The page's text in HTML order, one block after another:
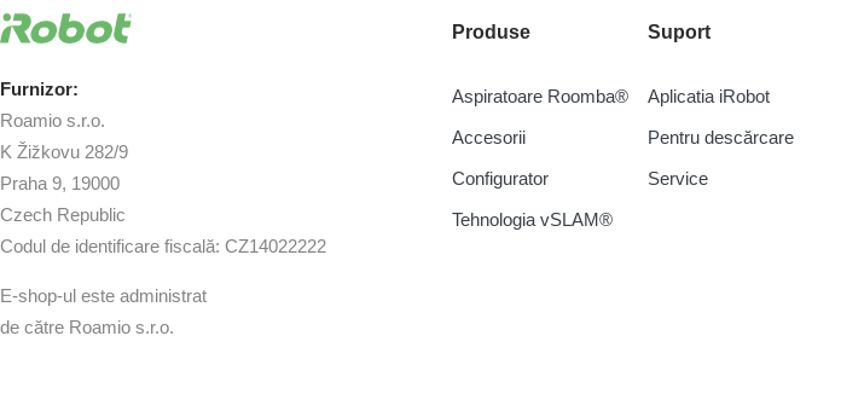
Furnizor:
Roamio s.r.o.
K Žižkovu 282/9
Praha 9, 19000
Czech Republic
Codul de identificare fiscală: CZ14022222
E-shop-ul este administrat
de către Roamio s.r.o.
Produse
Aspiratoare Roomba®
Accesorii
Configurator
Tehnologia vSLAM®
Suport
Aplicatia iRobot
Pentru descărcare
Service